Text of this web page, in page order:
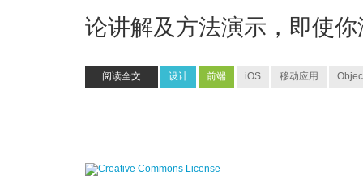
论讲解及方法演示，即使
阅读全文 设计 前端 iOS 移动应用